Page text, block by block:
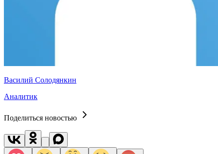
Василий Солодянкин
Аналитик
Поделиться новостью